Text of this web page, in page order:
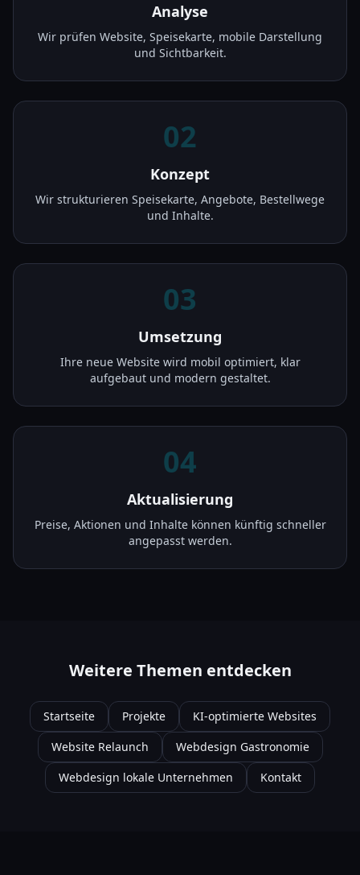
Analyse
Wir prüfen Website, Speisekarte, mobile Darstellung
und Sichtbarkeit.
02
Konzept
Wir strukturieren Speisekarte, Angebote, Bestellwege
und Inhalte.
03
Umsetzung
Ihre neue Website wird mobil optimiert, klar
aufgebaut und modern gestaltet.
04
Aktualisierung
Preise, Aktionen und Inhalte können künftig schneller
angepasst werden.
Weitere Themen entdecken
Startseite Projekte
KI-optimierte Websites
Website Relaunch
Webdesign Gastronomie
Webdesign lokale Unternehmen
Kontakt